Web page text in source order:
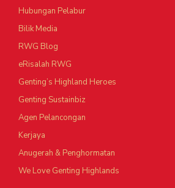
Hubungan Pelabur
Bilik Media
RWG Blog
eRisalah RWG
Genting’s Highland Heroes
Genting Sustainbiz
Agen Pelancongan
Kerjaya
Anugerah & Penghormatan
We Love Genting Highlands